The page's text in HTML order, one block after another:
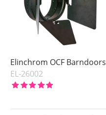
Elinchrom OCF Barndoors
EL-26002